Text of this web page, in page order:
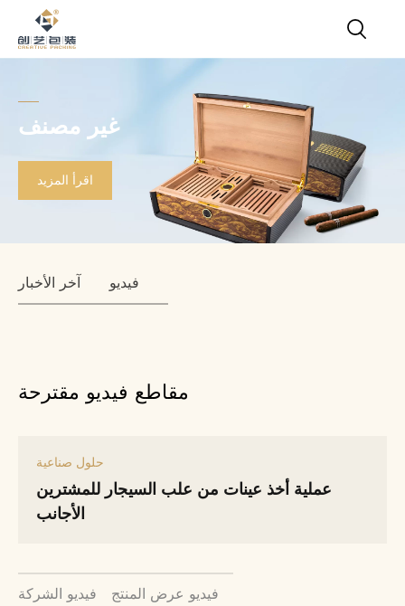
غير مصنف
اقرأ المزيد
آخر الأخبار فيديو
مقاطع فيديو مقترحة
حلول صناعية
عملية أخذ عينات من علب السيجار للمشترين
الأجانب
فيديو الشركة فيديو عرض المنتج